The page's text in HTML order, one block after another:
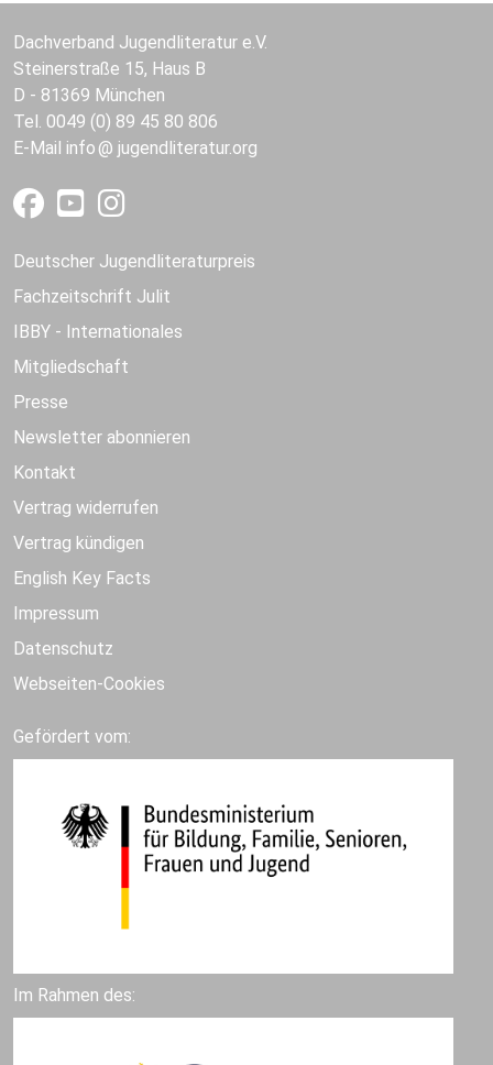
Dachverband Jugendliteratur e.V.
Steinerstraße 15, Haus B
D - 81369 München
Tel. 0049 (0) 89 45 80 806
E-Mail info jugendliteratur.org
Deutscher Jugendliteraturpreis
Fachzeitschrift Julit
IBBY - Internationales
Mitgliedschaft
Presse
Newsletter abonnieren
Kontakt
Vertrag widerrufen
Vertrag kündigen
English Key Facts
Impressum
Datenschutz
Webseiten-Cookies
Gefördert vom:
Im Rahmen des: